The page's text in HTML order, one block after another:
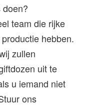
team die rijke
hebben.
zullen
uit te
u iemand niet
ons